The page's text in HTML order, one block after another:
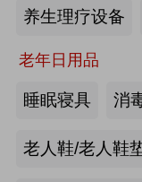
养生理疗设备
老年日用品
睡眠寝具 消
老人鞋/老人鞋
来源:注册会员